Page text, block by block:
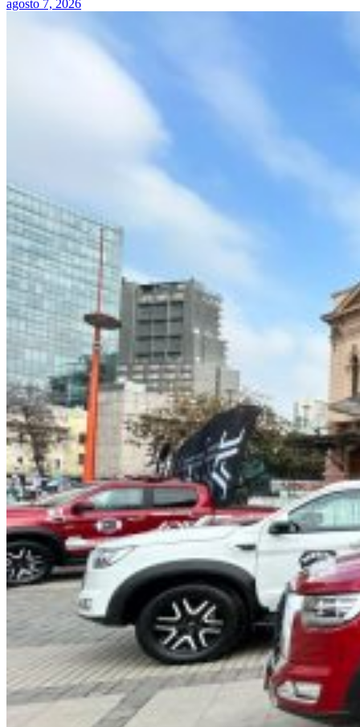
agosto 7, 2026